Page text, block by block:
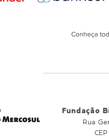
Conheça
Fundação
Rua